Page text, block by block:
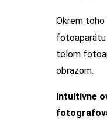
Okrem toho
fotoaparátu
telom
obrazom.
Intuitívne